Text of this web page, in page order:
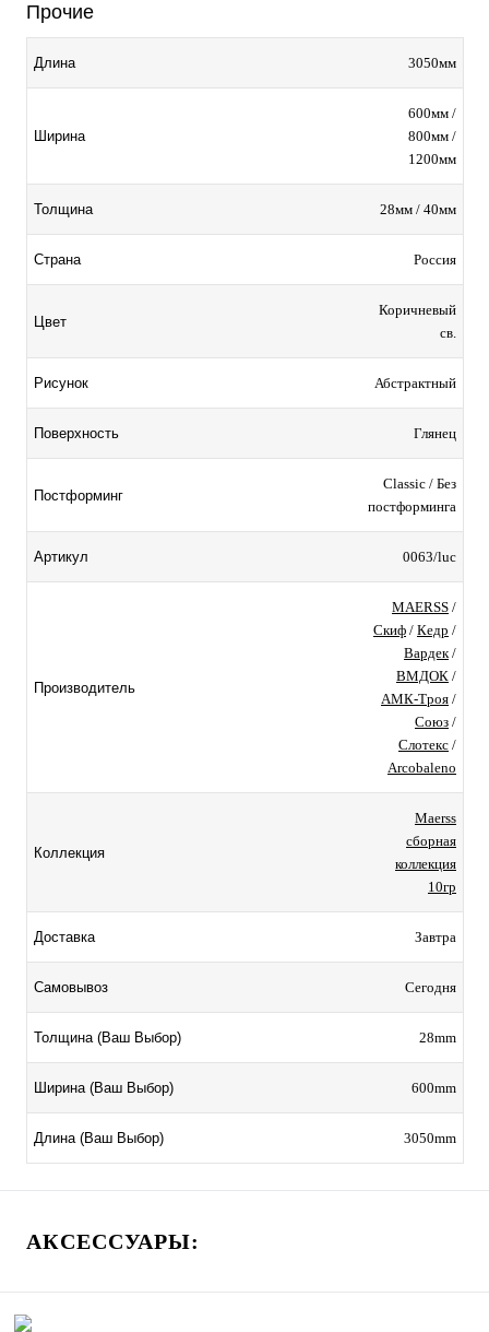
Прочие
Длина 3050мм
Ширина
600мм /
800мм /
1200мм
Толщина 28мм / 40мм
Страна Россия
Цвет
Коричневый
св.
Рисунок Абстрактный
Поверхность Глянец
Постформинг
Classic / Без
постформинга
Артикул 0063/luc
Производитель
MAERSS /
Скиф / Кедр /
Вардек/
ВМДОК /
АМК-Троя /
Союз /
Слотекс /
Arcobaleno
Коллекция
Maerss
сборная
коллекция
10гр
Доставка Завтра
Самовывоз Сегодня
Толщина (Ваш Выбор) 28mm
Ширина (Ваш Выбор) 600mm
Длина (Ваш Выбор) 3050mm
АКСЕССУАРЫ: